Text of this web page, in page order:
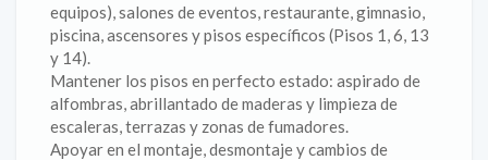
equipos), salones de eventos, restaurante, gimnasio,
piscina, ascensores y pisos específicos (Pisos 1, 6, 13
y 14).
Mantener los pisos en perfecto estado: aspirado de
alfombras, abrillantado de maderas y limpieza de
escaleras, terrazas y zonas de fumadores.
Apoyar en el montaje, desmontaje y cambios de